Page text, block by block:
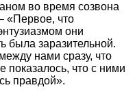
во время созвона
«Первое, что
они
была заразительной.
нами сразу, что
показалось, что с ними
правдой».